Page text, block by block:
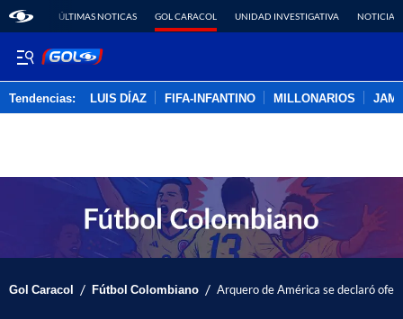
ÚLTIMAS NOTICAS GOL CARACOL UNIDAD INVESTIGATIVA NOTICIAS
Tendencias: LUIS DÍAZ FIFA-INFANTINO MILLONARIOS
Gol Caracol / Fútbol Colombiano / Arquero de América se declaró